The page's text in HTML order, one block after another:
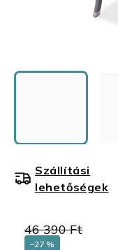
46 390 Ft
–27 %
Szállítási
lehetőségek